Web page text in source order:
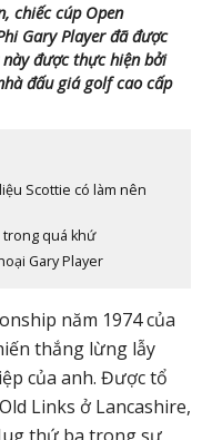
chiếc cúp Open
Gary Player đã được
được thực hiện bởi
đấu giá golf cao cấp
Scottie có làm nên
trong quá khứ
Gary Player
năm 1974 của
thắng lừng lẫy
của anh. Được tổ
Links ở Lancashire,